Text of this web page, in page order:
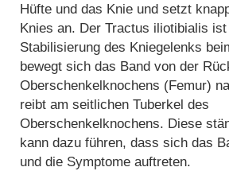
Hüfte und das Knie und setzt
Knies an. Der Tractus iliotibialis
Stabilisierung des Kniegelenks
bewegt sich das Band von der
Oberschenkelknochens (Femur)
reibt am seitlichen Tuberkel des
Oberschenkelknochens. Diese
kann dazu führen, dass sich das
und die Symptome auftreten.